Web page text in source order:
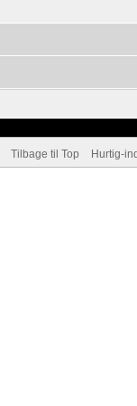
Tilbage til Top Hurtig-